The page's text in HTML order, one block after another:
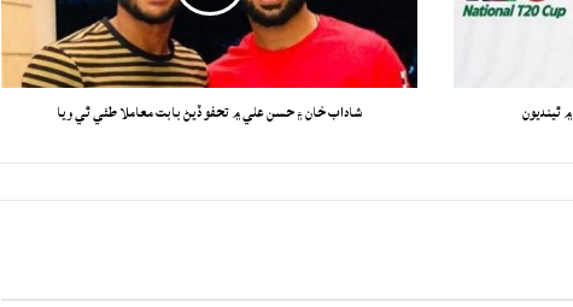
شاداب خان ۽ حسن علي ۾ تحفو ڏيڻ بابت معاملا طئي ٿي ويا